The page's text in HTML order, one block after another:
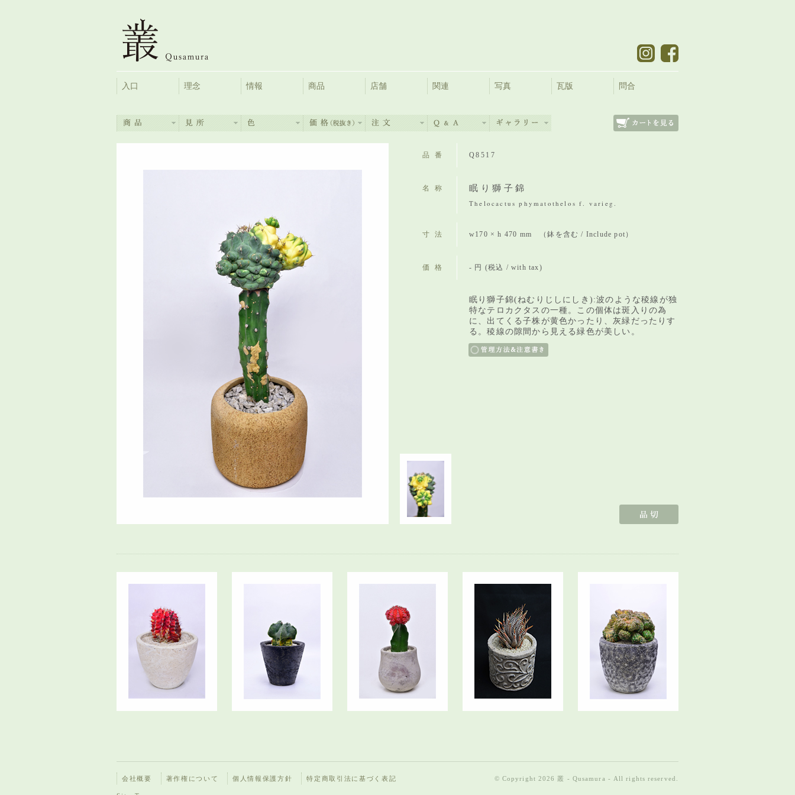
入口 理念 情報 商品 店舗 関連 写真 瓦版 問合
品番 Q8517
名称 眠り獅子錦
Thelocactus phymatothelos f. varieg.
寸法 w170 × h 470 mm （鉢を含む / Include pot）
価格 - 円 (税込 / with tax)
眠り獅子錦(ねむりじしにしき):波のような稜線が独
特なテロカクタスの一種。この個体は斑入りの為
に、出てくる子株が黄色かったり、灰緑だったりす
る。稜線の隙間から見える緑色が美しい。
会社概要 著作権について 個人情報保護方針 特定商取引法に基づく表記 © Copyright 2026 叢 - Qusamura - All rights reserved.